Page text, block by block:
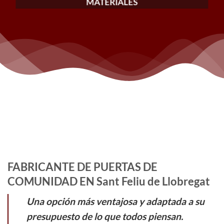
FABRICANTE DE PUERTAS DE
COMUNIDAD EN Sant Feliu de Llobregat
Una opción más ventajosa y adaptada a su
presupuesto de lo que todos piensan.